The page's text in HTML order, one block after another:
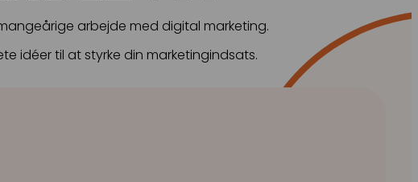
arbejde med digital marketing.
idéer til at styrke din marketingindsats.